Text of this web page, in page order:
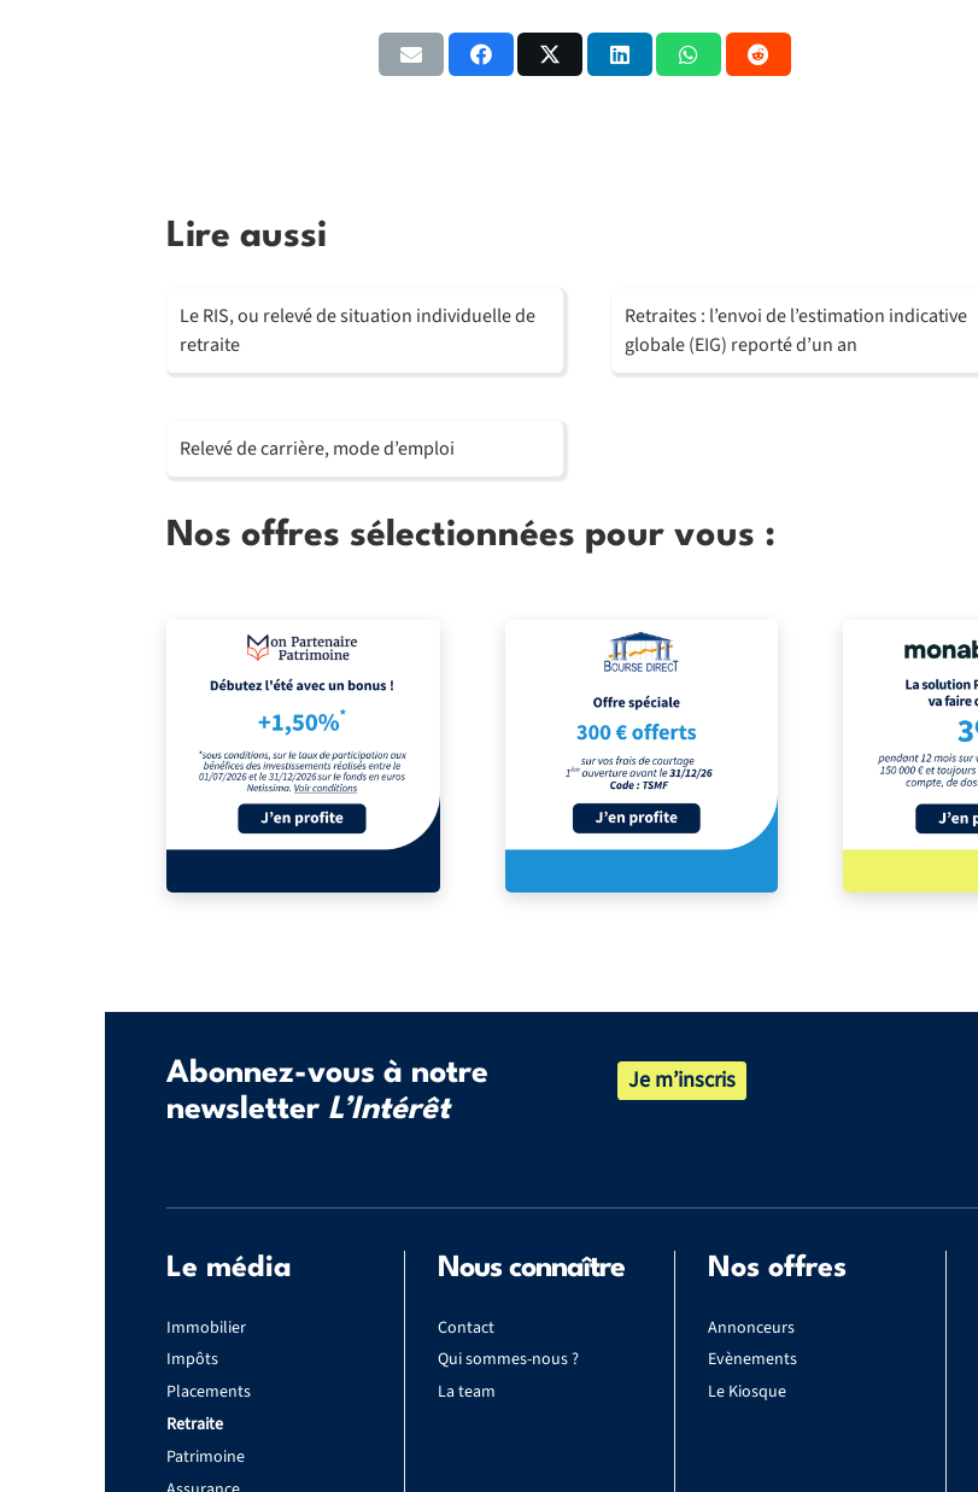
Lire aussi
Le RIS, ou relevé de situation individuelle de
retraite
Retraites : l’envoi de l’estimation indicative
globale (EIG) reporté d’un an
Relevé de carrière, mode d’emploi
Nos offres sélectionnées pour vous :
Abonnez-vous à notre
newsletter L’Intérêt
Je m’inscris
Le média
Immobilier
Impôts
Placements
Retraite
Patrimoine
Nous connaître
Contact
Qui sommes-nous ?
La team
Nos offres
Annonceurs
Evènements
Le Kiosque